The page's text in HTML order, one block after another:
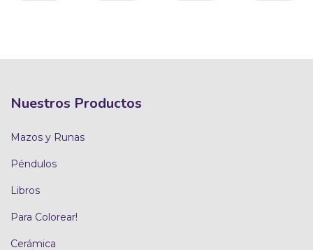
Nuestros Productos
Mazos y Runas
Péndulos
Libros
Para Colorear!
Cerámica